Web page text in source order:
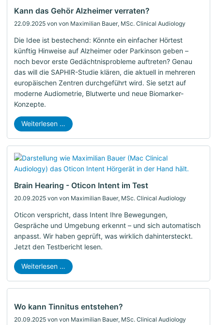
22.09.2025 von von Maximilian Bauer, MSc. Clinical Audiology
Kann das Gehör Alzheimer verraten?
Die Idee ist bestechend: Könnte ein einfacher Hörtest
künftig Hinweise auf Alzheimer oder Parkinson geben –
noch bevor erste Gedächtnisprobleme auftreten? Genau
das will die SAPHIR-Studie klären, die aktuell in mehreren
europäischen Zentren durchgeführt wird. Sie setzt auf
moderne Audiometrie, Blutwerte und neue Biomarker-
Konzepte.
Weiterlesen …
20.09.2025 von von Maximilian Bauer, MSc. Clinical Audiology
Brain Hearing - Oticon Intent im Test
Oticon verspricht, dass Intent Ihre Bewegungen,
Gespräche und Umgebung erkennt – und sich automatisch
anpasst. Wir haben geprüft, was wirklich dahintersteckt.
Jetzt den Testbericht lesen.
Weiterlesen …
20.09.2025 von von Maximilian Bauer, MSc. Clinical Audiology
Wo kann Tinnitus entstehen?